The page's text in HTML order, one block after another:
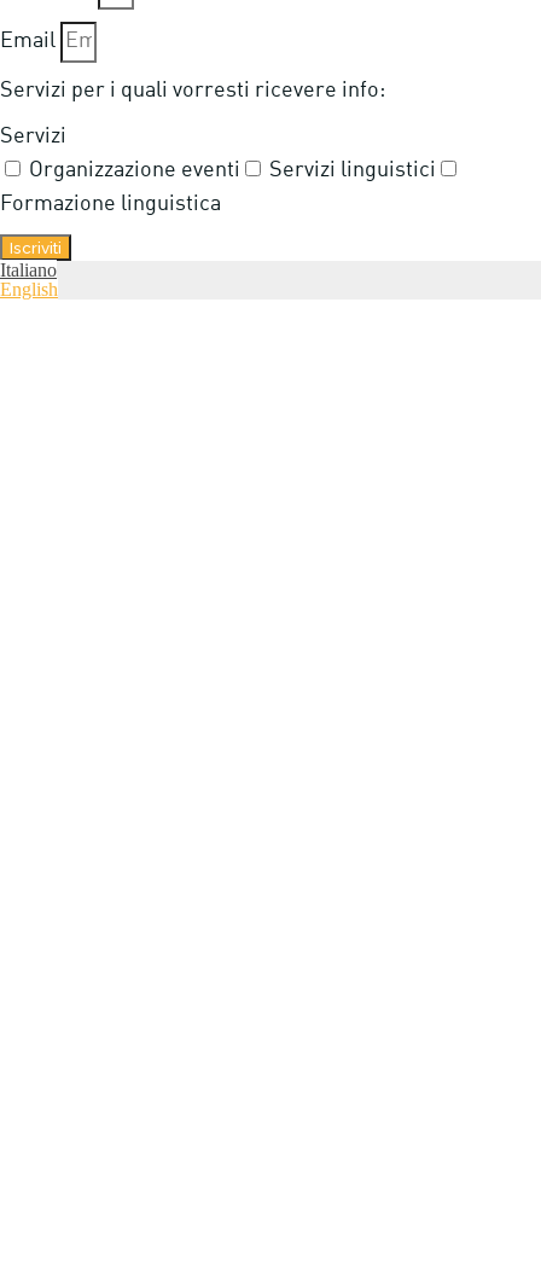
Email
Servizi per i quali vorresti ricevere info:
Servizi
Organizzazione eventi
Servizi linguistici
Formazione linguistica
Iscriviti
Italiano
English